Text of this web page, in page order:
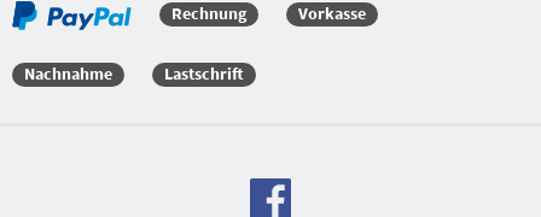
Rechnung Vorkasse
Nachnahme Lastschrift